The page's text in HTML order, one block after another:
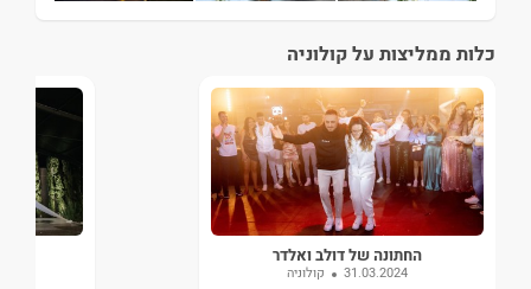
כלות ממליצות על קולוניה
החתונה של דולב ואלדר
31.03.2024 קולוניה